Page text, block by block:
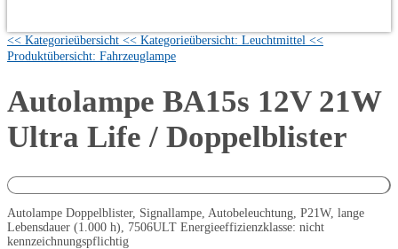
<< Kategorieübersicht << Kategorieübersicht: Leuchtmittel <<
Produktübersicht: Fahrzeuglampe
Autolampe BA15s 12V 21W
Ultra Life / Doppelblister
Autolampe Doppelblister, Signallampe, Autobeleuchtung, P21W, lange
Lebensdauer (1.000 h), 7506ULT Energieeffizienzklasse: nicht
kennzeichnungspflichtig